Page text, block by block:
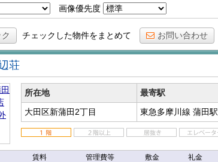
画像優先度
チェックした物件をまとめて お問い合わせ
荘
所在地 最寄駅
大田区新蒲田2丁目
東急多摩川線 蒲田駅
賃料 管理費等 敷金 礼金